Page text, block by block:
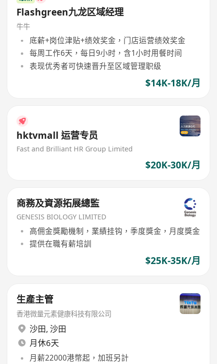
Flashgreen九龙区域经理
牛牛
底薪+岗位津贴+绩效奖金，门店运营绩效奖金
每周工作6天，每日9小时，含1小时用餐时间
表现优秀者可快速晋升至区域管理职级
$14K-18K/月
hktvmall 运营专员
Fast and Brilliant HR Group Limited
$20K-30K/月
商務及資源拓展總監
GENESIS BIOLOGY LIMITED
高佣金獎勵機制，業績挂钩，季度獎金，月度獎金
提供在職有薪培訓
$25K-35K/月
生產主管
香港微量元素健康科技有限公司
沙田, 沙田
月休6天
月薪22000港幣起，加班另計